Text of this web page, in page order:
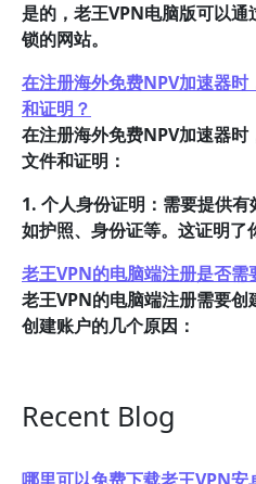
是的，老王VPN电脑版可以
锁的网站。
在注册海外免费NPV加速器
和证明？
在注册海外免费NPV加速器
文件和证明：
1. 个人身份证明：需要提供
如护照、身份证等。这证明了
老王VPN的电脑端注册是否需
老王VPN的电脑端注册需要
创建账户的几个原因：
Recent Blog